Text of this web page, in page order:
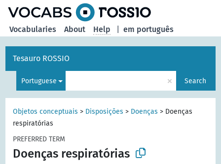
em português
Vocabularies About Help
Tesauro ROSSIO
Portuguese × Search
Objetos conceptuais > Disposições > Doenças > Doenças
respiratórias
PREFERRED TERM
Doenças respiratórias